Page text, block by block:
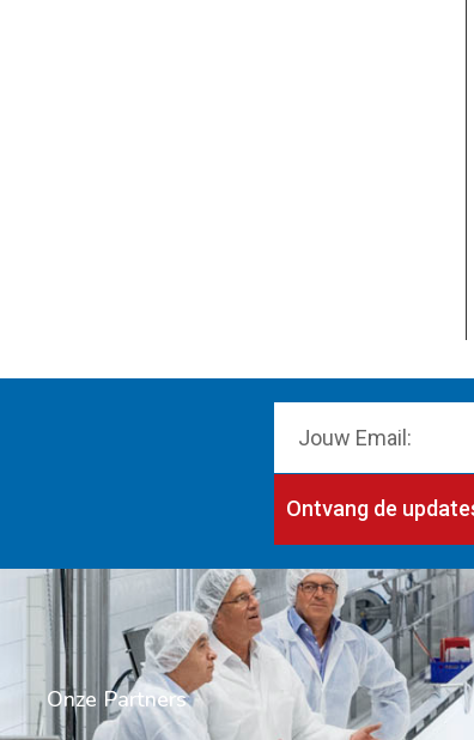
Ontvang de
Onze Partners